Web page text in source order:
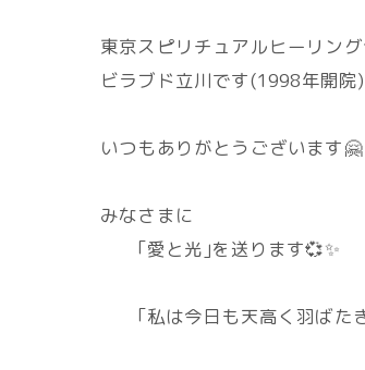
東京スピリチュアルヒーリン
ビラブド立川です(1998年開院)
いつもありがとうございます🤗
みなさまに
｢愛と光｣を送ります💞✨
｢私は今日も天高く羽ばた